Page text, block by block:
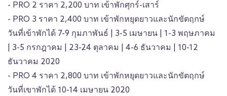
- PRO 2 ราคา 2,200 บาท เข้าพักศุกร์-เสาร์
- PRO 3 ราคา 2,400 บาท เข้าพักหยุดยาวและนักขัตฤกษ์
วันที่เข้าพักได้ 7-9 กุมภาพันธ์ | 3-5 เมษายน | 1-3 พฤษภาคม
| 3-5 กรกฎาคม | 23-24 ตุลาคม | 4-6 ธันวาคม | 10-12
ธันวาคม 2020
- PRO 4 ราคา 2,800 บาท เข้าพักหยุดยาวและนักขัตฤกษ์
วันที่เขาพักได้ 10-14 เมษายน 2020